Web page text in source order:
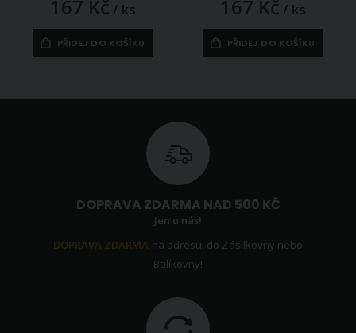
167 Kč / ks
PŘIDEJ DO KOŠÍKU
167 Kč / ks
PŘIDEJ DO KOŠÍKU
DOPRAVA ZDARMA NAD 500 KČ
Jen u nás!
DOPRAVA ZDARMA na adresu, do Zásilkovny nebo
Balíkovny!